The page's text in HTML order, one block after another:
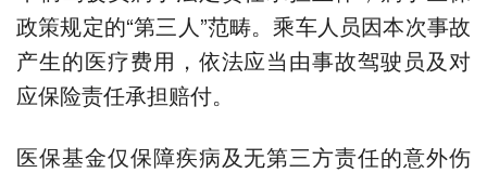
政策规定的“第三人”范畴。乘车人员因本次事故
产生的医疗费用，依法应当由事故驾驶员及对
应保险责任承担赔付。
医保基金仅保障疾病及无第三方责任的意外伤